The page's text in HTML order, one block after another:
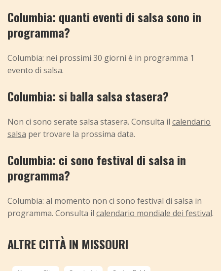
Columbia: quanti eventi di salsa sono in
programma?
Columbia: nei prossimi 30 giorni è in programma 1
evento di salsa.
Columbia: si balla salsa stasera?
Non ci sono serate salsa stasera. Consulta il calendario
salsa per trovare la prossima data.
Columbia: ci sono festival di salsa in
programma?
Columbia: al momento non ci sono festival di salsa in
programma. Consulta il calendario mondiale dei festival.
ALTRE CITTÀ IN MISSOURI